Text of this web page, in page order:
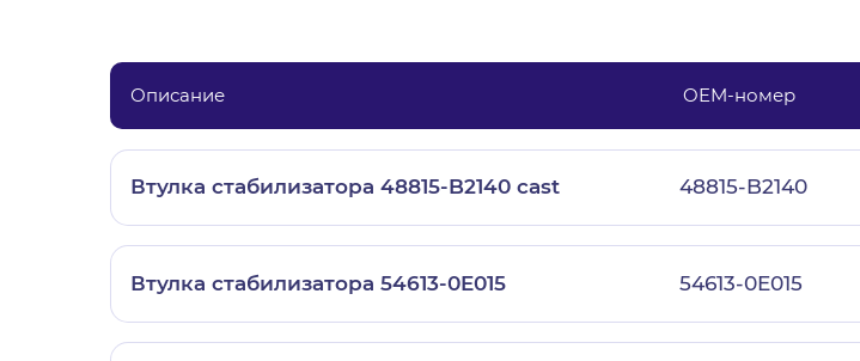
с политикой
Описание OEM-номер
Втулка стабилизатора 48815-B2140 cast 48815-B2140
Втулка стабилизатора 54613-0E015 54613-0E015